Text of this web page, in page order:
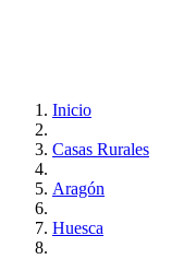
Inicio
Casas Rurales
Aragón
Huesca